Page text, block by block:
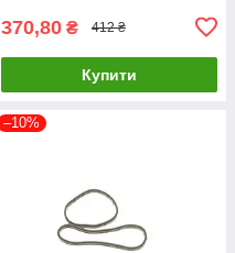
370,80 ₴ 412 ₴
Купити
–10%